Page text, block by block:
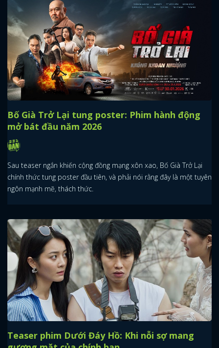
Bố Già Trở Lại tung poster: Phim hành động
mở bát đầu năm 2026
Sau teaser ngắn khiến cộng đồng mạng xôn xao, Bố Già Trở Lại
chính thức tung poster đầu tiên, và phải nói rằng đây là một tuyên
ngôn mạnh mẽ, thách thức.
Teaser phim Dưới Đáy Hồ: Khi nỗi sợ mang